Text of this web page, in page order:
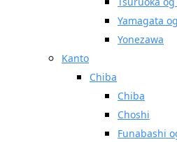
Yamagata
Yonezawa
Kanto
Chiba
Chiba
Choshi
Funabashi